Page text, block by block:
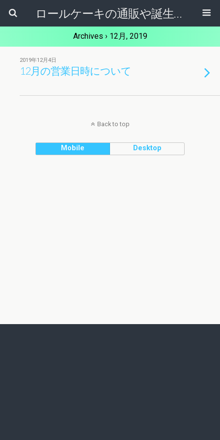
ロールケーキの通販や誕生日ケーキ【ケーキ屋健ちゃん】東大阪市
Archives › 12月, 2019
2019年12月4日
12月の営業日時について
Back to top
Mobile Desktop